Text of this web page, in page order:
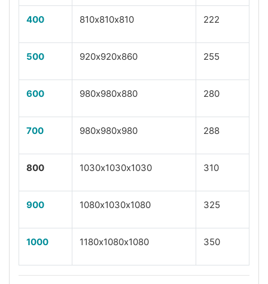
400 810х810х810 222
500 920х920х860 255
600 980х980х880 280
700 980х980х980 288
800 1030х1030х1030 310
900 1080х1030х1080 325
1000 1180х1080х1080 350